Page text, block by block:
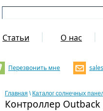
Статьи О нас
Перезвонить мне
Главная \ Каталог солнечных
Контроллер Outback